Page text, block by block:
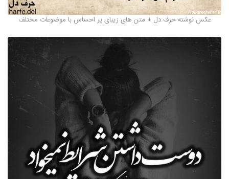
عکس نوشته حرف دل + متن های زیبای پر احساس با موضوعات مختلف